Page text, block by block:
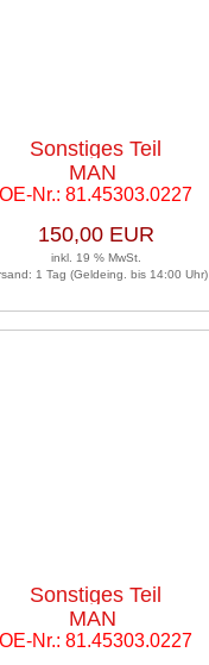
Sonstiges Teil
MAN
OE-Nr.: 81.45303.0227
150,00 EUR
inkl. 19 % MwSt.
1 Tag (Geldeing. bis 14:00 Uhr)
Sonstiges Teil
MAN
OE-Nr.: 81.45303.0227